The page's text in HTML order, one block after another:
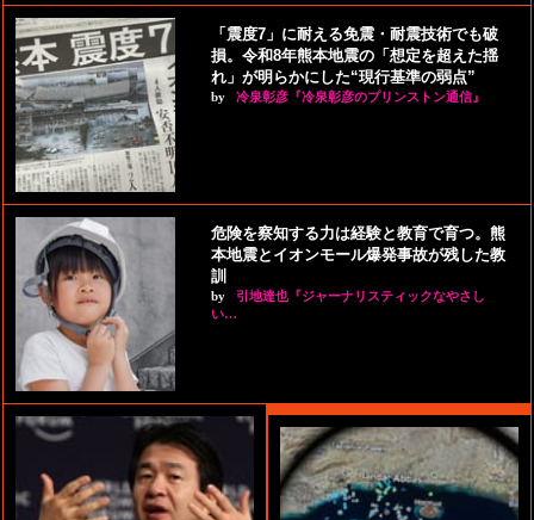
「震度7」に耐える免震・耐震技術でも破
損。令和8年熊本地震の「想定を超えた揺
れ」が明らかにした“現行基準の弱点”
by 冷泉彰彦『冷泉彰彦のプリンストン通信』
危険を察知する力は経験と教育で育つ。熊
本地震とイオンモール爆発事故が残した教
訓
by
引地達也『ジャーナリスティックなやさし
い…